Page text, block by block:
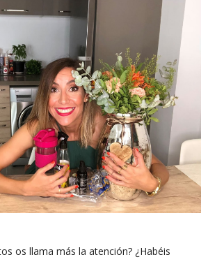
os llama más la atención? ¿Habéis